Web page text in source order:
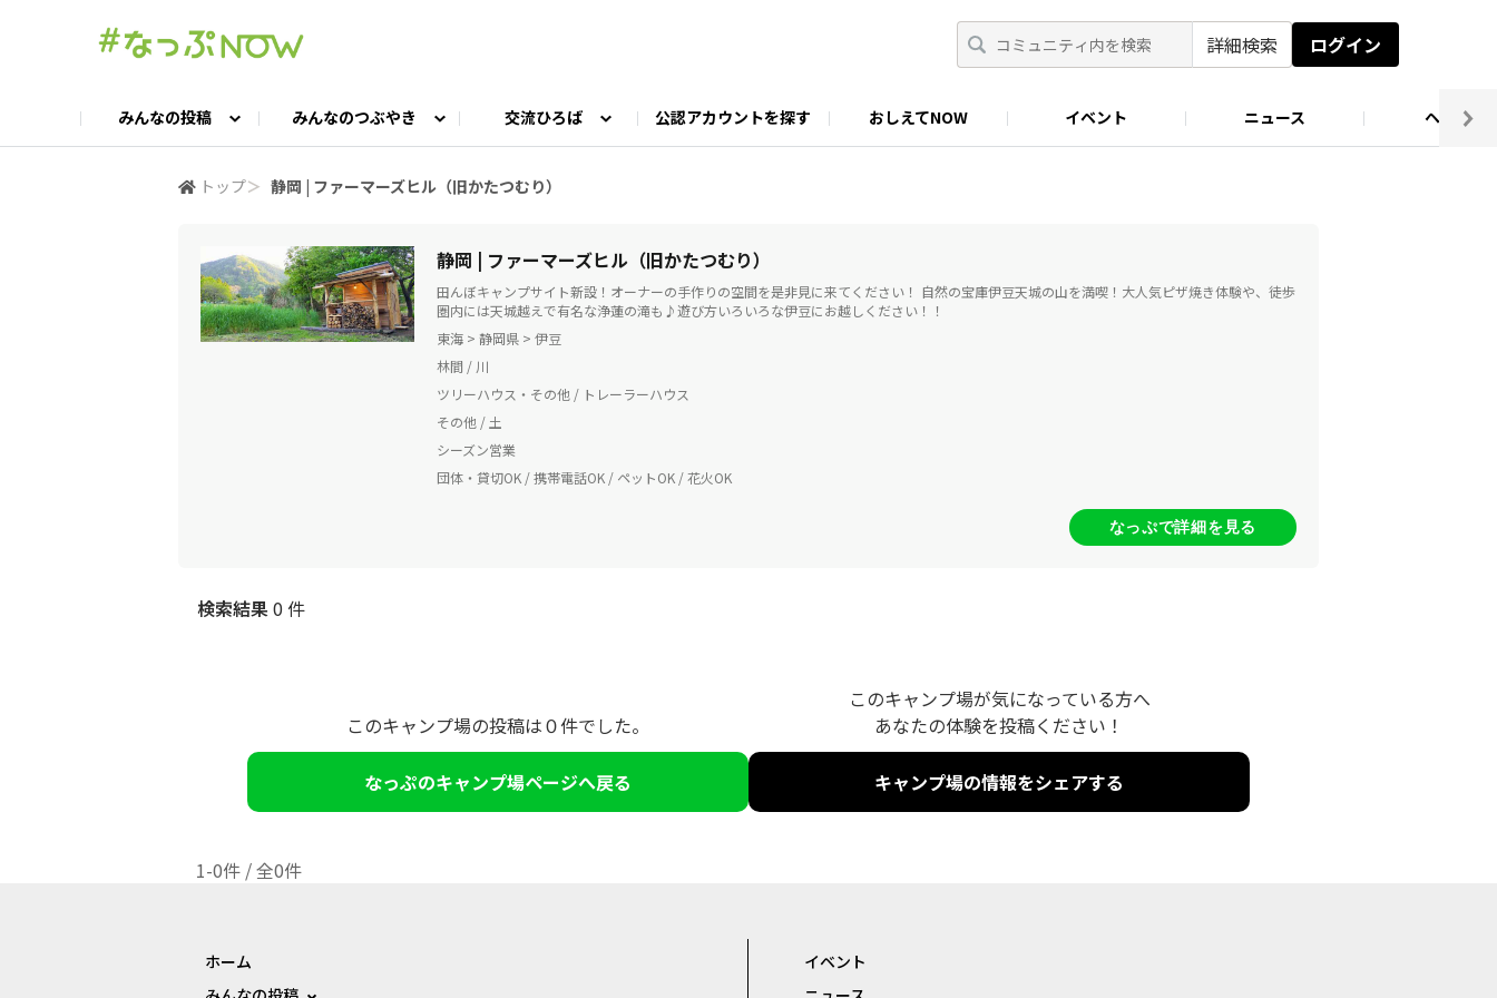
詳細検索 ログイン
みんなの投稿 みんなのつぶやき 交流ひろば
キャンプギア語ろう会 キャンプ飯LABO ゆるっと釣り部 山好きの会
公認アカウントを探す おしえてNOW イベント ニュース ヘルプ
トップ＞ 静岡 | ファーマーズヒル（旧かたつむり）
静岡 | ファーマーズヒル（旧かたつむり）
田んぼキャンプサイト新設！オーナーの手作りの空間を是非見に来てください！ 自然の宝庫伊豆天城の山を満喫！大人気ピザ焼き体験や、徒歩
圏内には天城越えで有名な浄蓮の滝も♪遊び方いろいろな伊豆にお越しください！！
東海 > 静岡県 > 伊豆
林間 / 川
ツリーハウス・その他 / トレーラーハウス
その他 / 土
シーズン営業
団体・貸切OK / 携帯電話OK / ペットOK / 花火OK
なっぷで詳細を見る
検索結果0 件
このキャンプ場の投稿は０件でした。
なっぷのキャンプ場ページへ戻る
このキャンプ場が気になっている方へ
あなたの体験を投稿ください！
キャンプ場の情報をシェアする
1-0件 / 全0件
ホーム
イベント